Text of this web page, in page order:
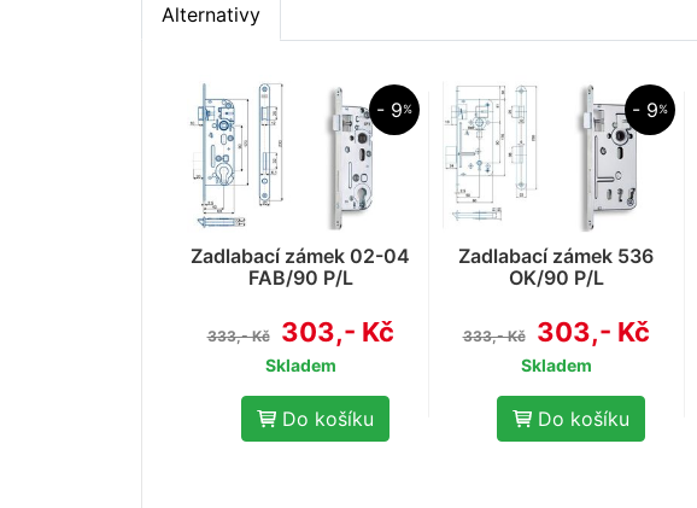
Alternativy
- 9%
Zadlabací zámek 02-04
FAB/90 P/L
333,- Kč 303,- Kč
Do košíku
Skladem
- 9%
Zadlabací zámek 536
OK/90 P/L
333,- Kč 303,- Kč
Do košíku
Skladem